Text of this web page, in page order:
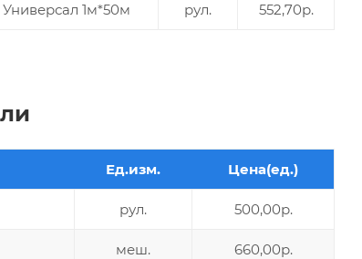
1м*50м рул. 552,70р.
Ед.изм. Цена(ед.)
рул. 500,00р.
меш. 660,00р.